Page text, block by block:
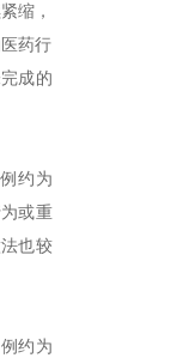
缩，
药行
成的
约为
或重
也较
约为